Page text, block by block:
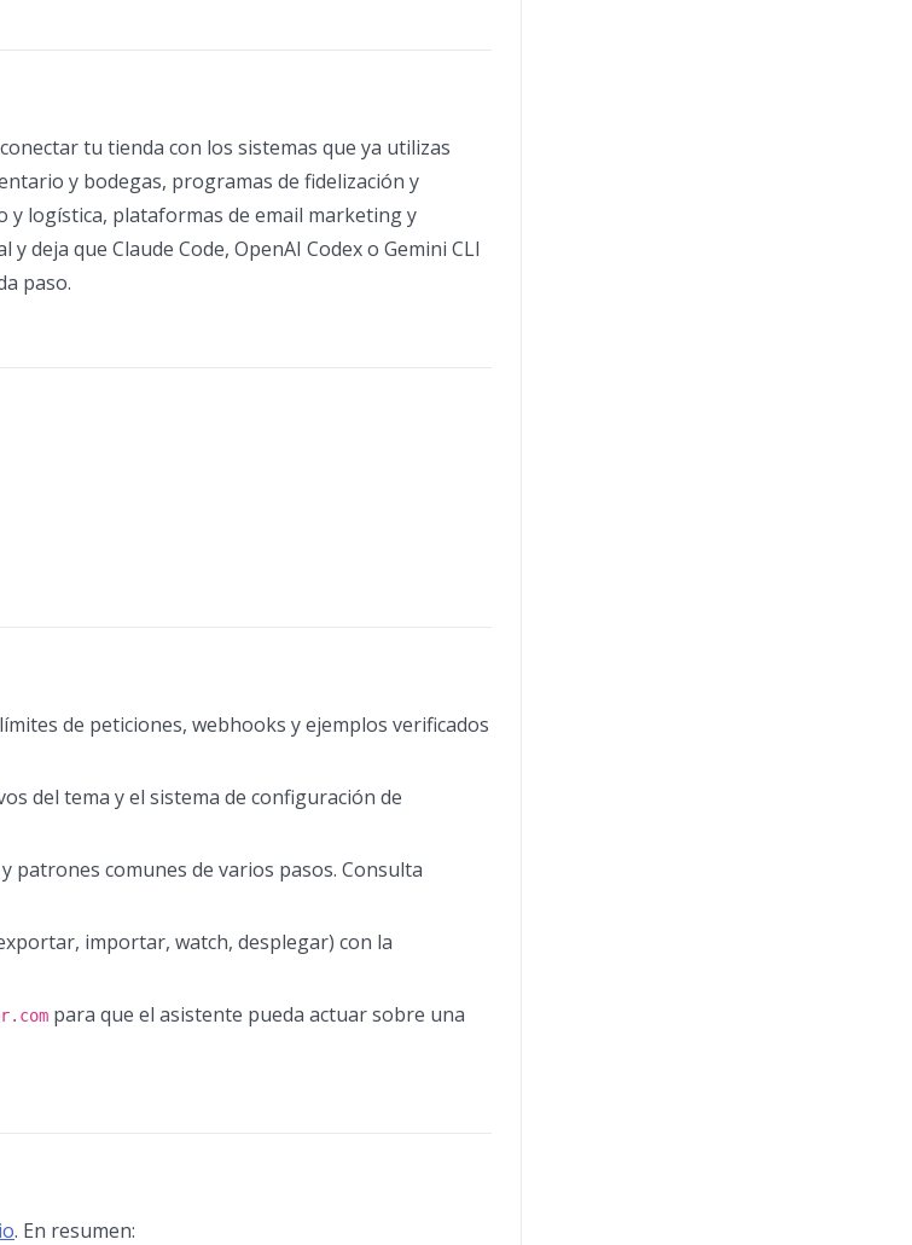
tu tienda con los sistemas que ya utilizas
y bodegas, programas de fidelización y
y logística, plataformas de email marketing y
deja que Claude Code, OpenAI Codex o Gemini CLI
paso.
de peticiones, webhooks y ejemplos verificados
del tema y el sistema de configuración de
comunes de varios pasos. Consulta
importar, watch, desplegar) con la
para que el asistente pueda actuar sobre una
. En resumen: